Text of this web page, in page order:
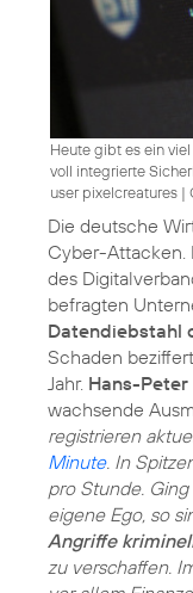
Heute gibt es ein
voll integrierte
user pixelcreatures |
Die deutsche
Cyber-Attacken.
des
befragten
Datendiebstahl
Schaden
Jahr. Hans-
wachsende
registrieren
Minute. In
pro Stunde.
eigene Ego, so
Angriffe
zu verschaffen.